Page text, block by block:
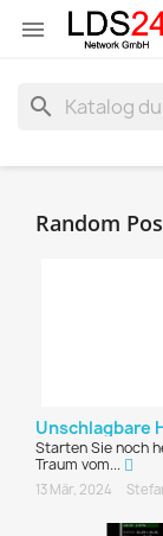

search
Random
Unschlagbare
Starten Sie noch
Traum vom...
13 Mär, 2024